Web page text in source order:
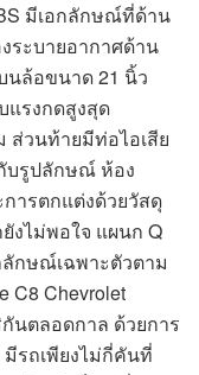
มีเอกลักษณ์ที่ด้าน
ระบายอากาศด้าน
นล้อขนาด 21 นิ้ว
แรงกดสูงสุด
ส่วนท้ายมีท่อไอเสีย
กับรูปลักษณ์ ห้อง
ารตกแต่งด้วยวัสดุ
งไม่พอใจ แผนก Q
กษณ์เฉพาะตัวตาม
C8 Chevrolet
นตลอดกาล ด้วยการ
รถเพียงไม่กี่คันที่